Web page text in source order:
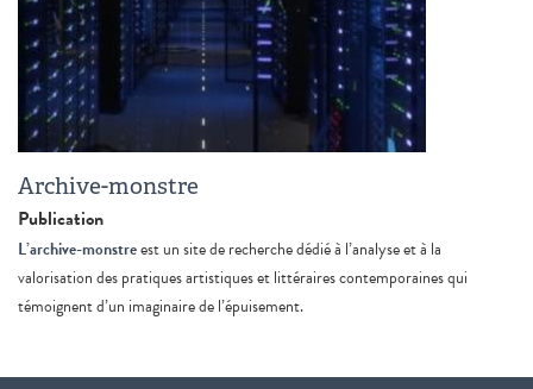
Archive-monstre
Publication
L’archive-monstreest un site de recherche dédié à l’analyse et à la
valorisation des pratiques artistiques et littéraires contemporaines qui
témoignent d’un imaginaire de l’épuisement.